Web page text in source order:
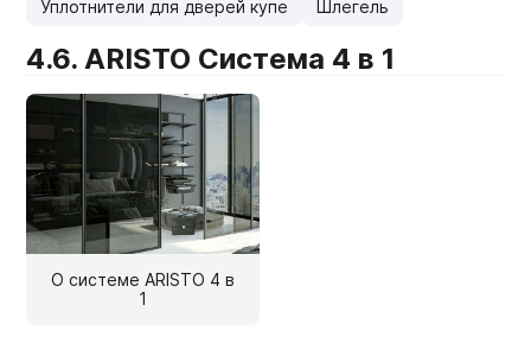
Фасады
Уплотнители для дверей купе
Шлегель
4.6. ARISTO Система 4 в 1
О системе ARISTO 4 в
1